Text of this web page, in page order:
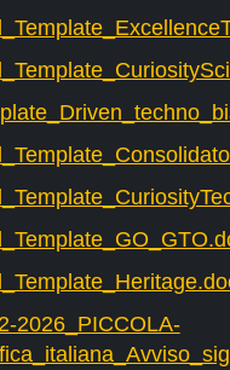
2026_PICCOLA-